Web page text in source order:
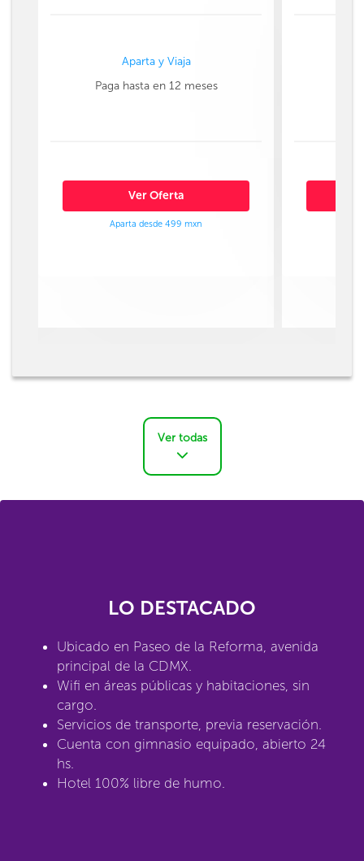
Aparta y Viaja
Paga hasta en 12 meses
Ver Oferta
Aparta desde 499 mxn
Ver todas
LO DESTACADO
Ubicado en Paseo de la Reforma, avenida
principal de la CDMX.
Wifi en áreas públicas y habitaciones, sin
cargo.
Servicios de transporte, previa reservación.
Cuenta con gimnasio equipado, abierto 24
hs.
Hotel 100% libre de humo.